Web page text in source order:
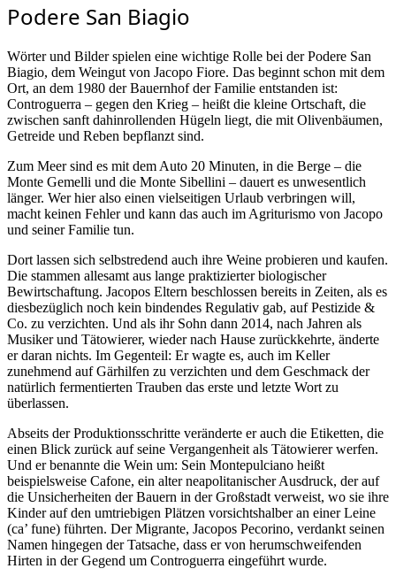
Podere San Biagio
Wörter und Bilder spielen eine wichtige Rolle bei der Podere San
Biagio, dem Weingut von Jacopo Fiore. Das beginnt schon mit dem
Ort, an dem 1980 der Bauernhof der Familie entstanden ist:
Controguerra – gegen den Krieg – heißt die kleine Ortschaft, die
zwischen sanft dahinrollenden Hügeln liegt, die mit Olivenbäumen,
Getreide und Reben bepflanzt sind.
Zum Meer sind es mit dem Auto 20 Minuten, in die Berge – die
Monte Gemelli und die Monte Sibellini – dauert es unwesentlich
länger. Wer hier also einen vielseitigen Urlaub verbringen will,
macht keinen Fehler und kann das auch im Agriturismo von Jacopo
und seiner Familie tun.
Dort lassen sich selbstredend auch ihre Weine probieren und kaufen.
Die stammen allesamt aus lange praktizierter biologischer
Bewirtschaftung. Jacopos Eltern beschlossen bereits in Zeiten, als es
diesbezüglich noch kein bindendes Regulativ gab, auf Pestizide &
Co. zu verzichten. Und als ihr Sohn dann 2014, nach Jahren als
Musiker und Tätowierer, wieder nach Hause zurückkehrte, änderte
er daran nichts. Im Gegenteil: Er wagte es, auch im Keller
zunehmend auf Gärhilfen zu verzichten und dem Geschmack der
natürlich fermentierten Trauben das erste und letzte Wort zu
überlassen.
Abseits der Produktionsschritte veränderte er auch die Etiketten, die
einen Blick zurück auf seine Vergangenheit als Tätowierer werfen.
Und er benannte die Wein um: Sein Montepulciano heißt
beispielsweise Cafone, ein alter neapolitanischer Ausdruck, der auf
die Unsicherheiten der Bauern in der Großstadt verweist, wo sie ihre
Kinder auf den umtriebigen Plätzen vorsichtshalber an einer Leine
(ca’ fune) führten. Der Migrante, Jacopos Pecorino, verdankt seinen
Namen hingegen der Tatsache, dass er von herumschweifenden
Hirten in der Gegend um Controguerra eingeführt wurde.